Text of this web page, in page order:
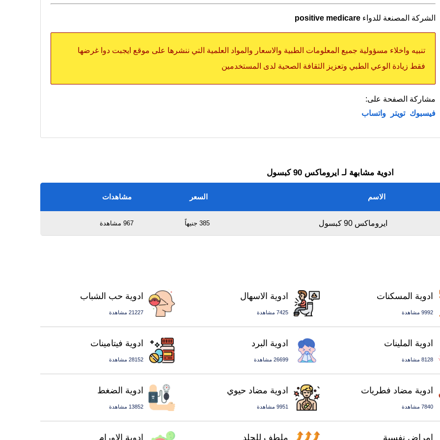
الشركة المصنعة للدواء positive medicare
تنبيه واخلاء مسؤولية جميع المعلومات الطبية والاسعار والمواد العلمية التي ننشرها على موقع ايجبت دوا غرضها
فقط زيادة الوعي الطبي وتعزيز الثقافة الصحية لدى المستخدمين
مشاركة الصفحة على:
فيسبوك تويتر واتساب
ادوية مشابهة لـ ايروماكس 90 كبسول
الاسم السعر مشاهدات
ايروماكس 90 كبسول 385 جنيهاً 967 مشاهدة
ادوية حب الشباب
21227 مشاهدة
ادوية الاسهال
7425 مشاهدة
ادوية المسكنات
9992 مشاهدة
ادوية فيتامينات
28152 مشاهدة
ادوية البرد
26699 مشاهدة
ادوية الملينات
8128 مشاهدة
ادوية الضغط
13852 مشاهدة
ادوية مضاد حيوي
9951 مشاهدة
ادوية مضاد فطريات
7840 مشاهدة
ادوية الاورام ملطف للجلد امراض نفسية